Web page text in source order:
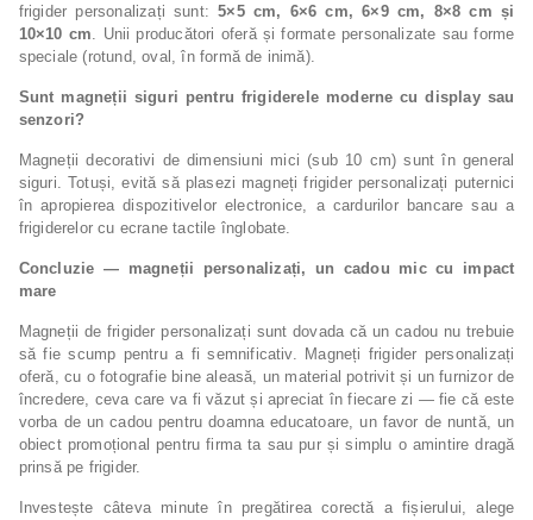
frigider personalizați sunt:5×5 cm, 6×6 cm, 6×9 cm, 8×8 cm și
10×10 cm. Unii producători oferă și formate personalizate sau forme
speciale (rotund, oval, în formă de inimă).
Sunt magneții siguri pentru frigiderele moderne cu display sau
senzori?
Magneții decorativi de dimensiuni mici (sub 10 cm) sunt în general
siguri. Totuși, evită să plasezi magneți frigider personalizați puternici
în apropierea dispozitivelor electronice, a cardurilor bancare sau a
frigiderelor cu ecrane tactile înglobate.
Concluzie — magneții personalizați, un cadou mic cu impact
mare
Magneții de frigider personalizați sunt dovada că un cadou nu trebuie
să fie scump pentru a fi semnificativ. Magneți frigider personalizați
oferă, cu o fotografie bine aleasă, un material potrivit și un furnizor de
încredere, ceva care va fi văzut și apreciat în fiecare zi — fie că este
vorba de un cadou pentru doamna educatoare, un favor de nuntă, un
obiect promoțional pentru firma ta sau pur și simplu o amintire dragă
prinsă pe frigider.
Investește câteva minute în pregătirea corectă a fișierului, alege